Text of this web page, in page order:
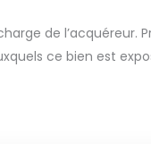
de l’acquéreur.
ce bien est